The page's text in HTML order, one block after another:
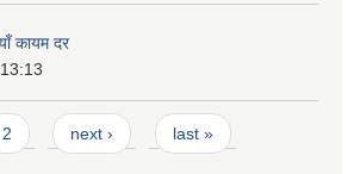
कायम दर
2 next › last »